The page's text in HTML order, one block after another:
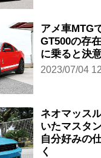
アメ車MTG
GT500の存
に乗ると決意
2023/07/04
ネオマッス
いたマスタ
自分好みの
く